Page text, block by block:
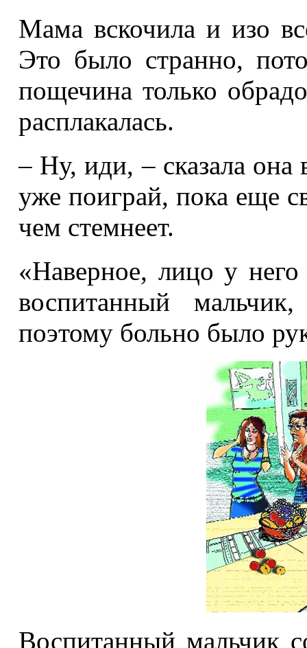
Мама вскочила и изо
Это было странно,
пощечина только
расплакалась.
– Ну, иди, – сказала
уже поиграй, пока еще
чем стемнеет.
«Наверное, лицо у
воспитанный
поэтому больно было
Воспитанный мальчик